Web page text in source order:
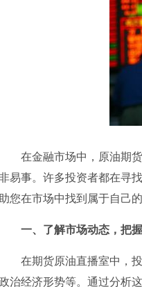
在金融市场中，原油期
易事。许多投资者都在寻
助您在市场中找到属于自己的
一、了解市场动态，把
在期货原油直播室中，
治经济形势等。通过分析